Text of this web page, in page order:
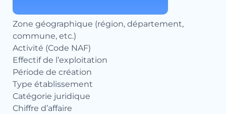
Zone géographique (région, département,
commune, etc.)
Activité (Code NAF)
Effectif de l’exploitation
Période de création
Type établissement
Catégorie juridique
Chiffre d’affaire